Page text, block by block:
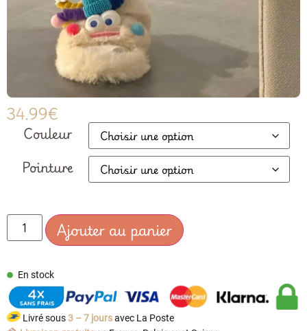
34.99€
Couleur
Pointure
Ajouter au panier
En stock
Livré sous3 – 7 joursavec La Poste